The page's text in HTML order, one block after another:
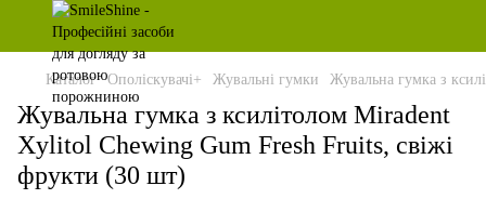
Каталог Ополіскувачі+ Жувальні гумки Жувальна гумка з
Жувальна гумка з ксилітолом Miradent
Xylitol Chewing Gum Fresh Fruits, свіжі
фрукти (30 шт)